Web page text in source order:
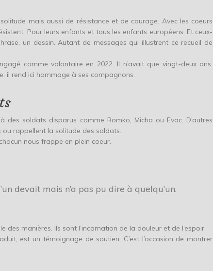
mais aussi de résistance et de courage. Avec les coeurs
Pour leurs enfants et tous les enfants européens. Et ceux-
un dessin. Autant de messages qui illustrent ce recueil de
comme volontaire en 2022. Il n’avait que vingt-deux ans.
il rend ici hommage à ses compagnons.
soldats disparus comme Romko, Micha ou Evac. D’autres
rappellent la solitude des soldats.
nous frappe en plein coeur.
devait mais n’a pas pu dire à quelqu’un.
des manières. Ils sont l’incarnation de la douleur et de l’espoir.
est un témoignage de soutien. C’est l’occasion de montrer